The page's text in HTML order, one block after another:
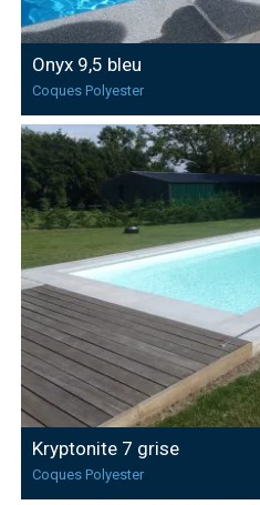
Onyx 9,5 bleu
Coques Polyester
Kryptonite 7 grise
Coques Polyester